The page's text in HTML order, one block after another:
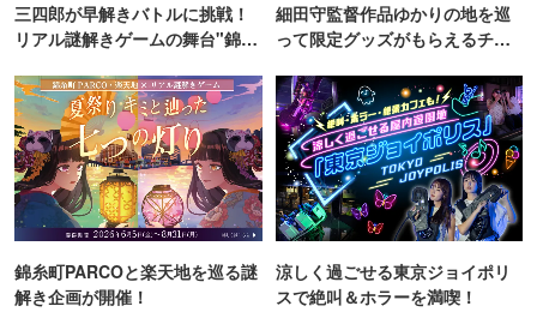
三四郎が早解きバトルに挑戦！
リアル謎解きゲームの舞台"錦糸
細田守監督作品ゆかりの地を巡
って限定グッズがもらえるチャ
錦糸町PARCOと楽天地を巡る謎
解き企画が開催！
涼しく過ごせる東京ジョイポリ
スで絶叫＆ホラーを満喫！